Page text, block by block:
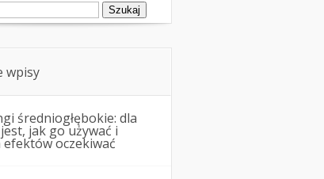
wpisy
średniogłębokie: dla
jak go używać i
efektów oczekiwać